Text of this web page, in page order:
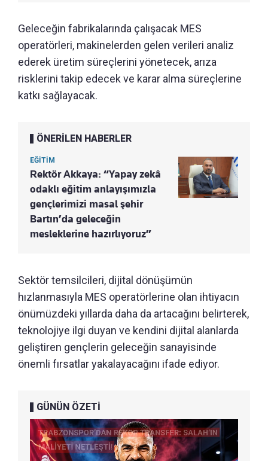
Geleceğin fabrikalarında çalışacak MES
operatörleri, makinelerden gelen verileri analiz
ederek üretim süreçlerini yönetecek, arıza
risklerini takip edecek ve karar alma süreçlerine
katkı sağlayacak.
ÖNERİLEN HABERLER
EĞİTİM
Rektör Akkaya: “Yapay zekâ
odaklı eğitim anlayışımızla
gençlerimizi masal şehir
Bartın’da geleceğin
mesleklerine hazırlıyoruz”
Sektör temsilcileri, dijital dönüşümün
hızlanmasıyla MES operatörlerine olan ihtiyacın
önümüzdeki yıllarda daha da artacağını belirterek,
teknolojiye ilgi duyan ve kendini dijital alanlarda
geliştiren gençlerin geleceğin sanayisinde
önemli fırsatlar yakalayacağını ifade ediyor.
GÜNÜN ÖZETİ